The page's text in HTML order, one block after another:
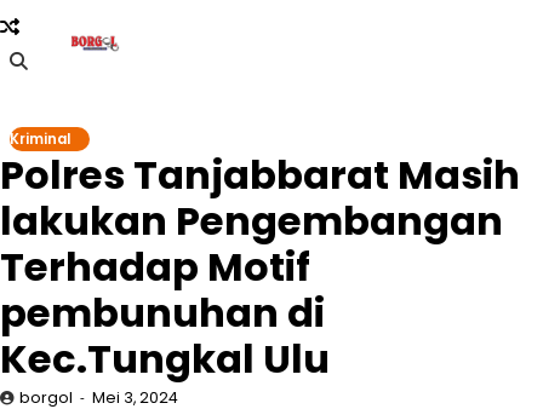
Skip
to
content
Kriminal
Polres Tanjabbarat Masih
lakukan Pengembangan
Terhadap Motif
pembunuhan di
Kec.Tungkal Ulu
borgol Mei 3, 2024